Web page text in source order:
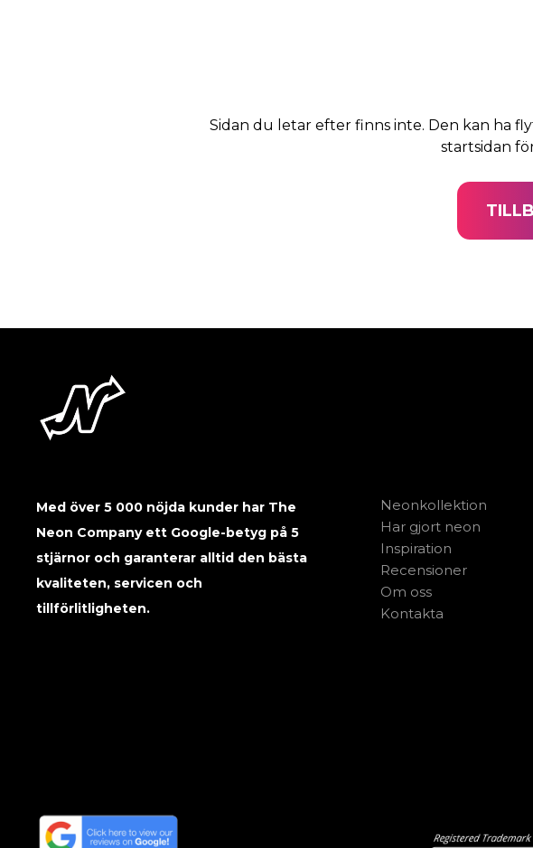
Sidan du letar efter finns inte. Den kan ha
startsidan
Med över 5 000 nöjda kunder har The
Neon Company ett Google-betyg på 5
stjärnor och garanterar alltid den bästa
kvaliteten, servicen och
tillförlitligheten.
Neonkollektion
Har gjort neon
Inspiration
Recensioner
Om oss
Kontakta